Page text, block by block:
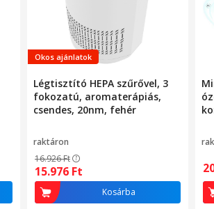
Okos ajánlatok
Légtisztító HEPA szűrővel, 3
fokozatú, aromaterápiás,
csendes, 20nm, fehér
raktáron
16.926Ft
15.976 Ft
Kosárba